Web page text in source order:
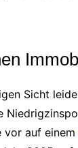
Sicht
vor auf einem